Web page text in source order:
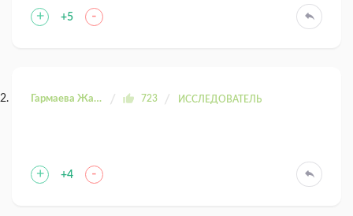
+ +5 -
Гармаева Жаргала 723 ИССЛЕДОВАТЕЛЬ
+ +4 -